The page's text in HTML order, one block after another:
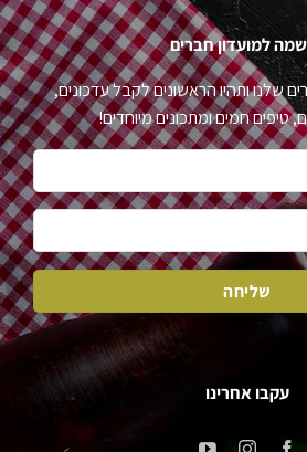
למועדון חברים
שלנו ותהיו הראשונים לקבל עדכונים,
טיפים חמים ומתכונים מיוחדים!
עקבו אחרינו